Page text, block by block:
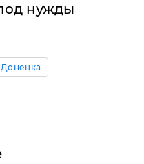
нужды